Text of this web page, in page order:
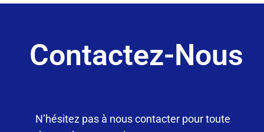
Contactez-Nous
N’hésitez pas à nous contacter pour toute